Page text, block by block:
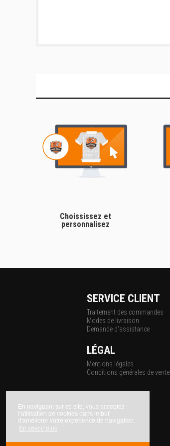
En naviguant sur ce site, vous acceptez
l’utilisation de cookies dans le but
d'améliorer votre expérience de navigation.
En savoir plus
Choississez et
personnalisez
SERVICE CLIENT
Traitement des commandes
Modes de livraison
Demande d'assistance
LÉGAL
Mentions légales
Conditions générales de vente